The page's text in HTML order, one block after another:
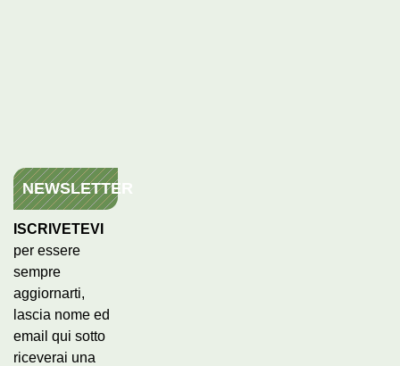
NEWSLETTER
ISCRIVETEVI
per essere
sempre
aggiornarti,
lascia nome ed
email qui sotto
riceverai una